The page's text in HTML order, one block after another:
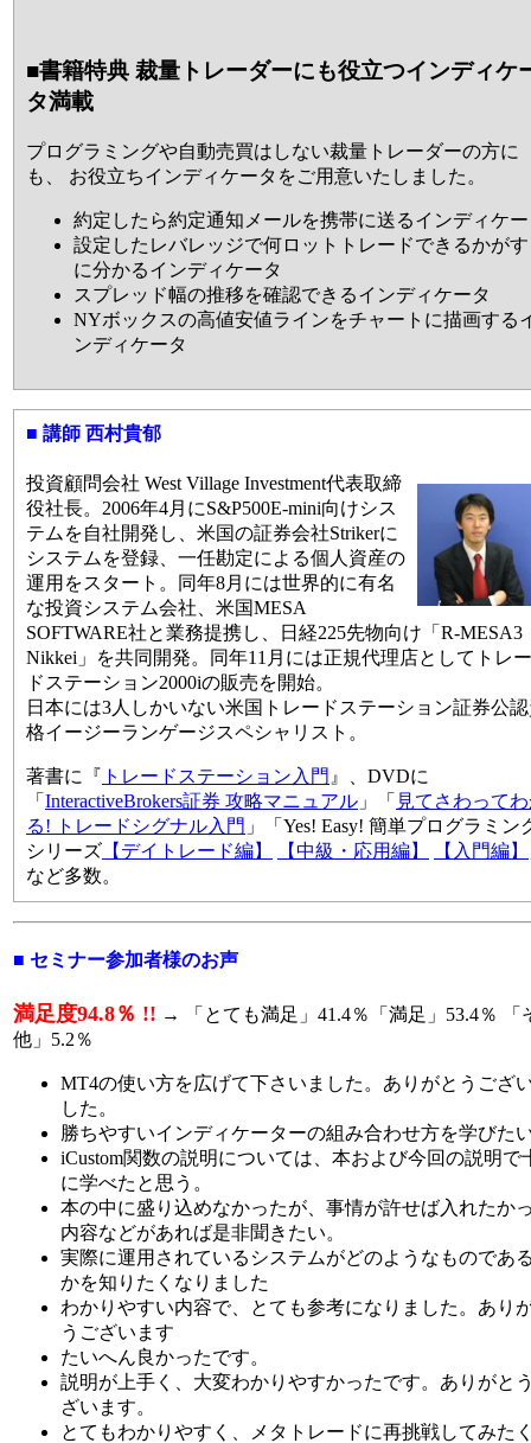
■書籍特典 裁量トレーダーにも役立つインディケ
タ満載
プログラミングや自動売買はしない裁量トレーダーの方に
も、 お役立ちインディケータをご用意いたしました。
約定したら約定通知メールを携帯に送るインディケ
設定したレバレッジで何ロットトレードできるかが
に分かるインディケータ
スプレッド幅の推移を確認できるインディケータ
NYボックスの高値安値ラインをチャートに描画する
ンディケータ
■ 講師 西村貴郁
投資顧問会社 West Village Investment代表取締
役社長。2006年4月にS&P500E-mini向けシス
テムを自社開発し、米国の証券会社Strikerに
システムを登録、一任勘定による個人資産の
運用をスタート。同年8月には世界的に有名
な投資システム会社、米国MESA
SOFTWARE社と業務提携し、日経225先物向け「R-MESA3
Nikkei」を共同開発。同年11月には正規代理店としてトレー
ドステーション2000iの販売を開始。
日本には3人しかいない米国トレードステーション証券公
格イージーランゲージスペシャリスト。
著書に『 トレードステーション入門 』、DVDに
「 InteractiveBrokers証券 攻略マニュアル 」「 見てさわって
る! トレードシグナル入門 」「Yes! Easy! 簡単プログラミン
シリーズ 【デイトレード編】 【中級・応用編】 【入門編】
など多数。
■ セミナー参加者様のお声
満足度94.8％ !! → 「とても満足」41.4％「満足」53.4％ 「
他」5.2％
MT4の使い方を広げて下さいました。ありがとうござ
した。
勝ちやすいインディケーターの組み合わせ方を学びた
iCustom関数の説明については、本および今回の説明で
に学べたと思う。
本の中に盛り込めなかったが、事情が許せば入れたか
内容などがあれば是非聞きたい。
実際に運用されているシステムがどのようなものであ
かを知りたくなりました
わかりやすい内容で、とても参考になりました。あり
うございます
たいへん良かったです。
説明が上手く、大変わかりやすかったです。ありがと
ざいます。
とてもわかりやすく、メタトレードに再挑戦してみた